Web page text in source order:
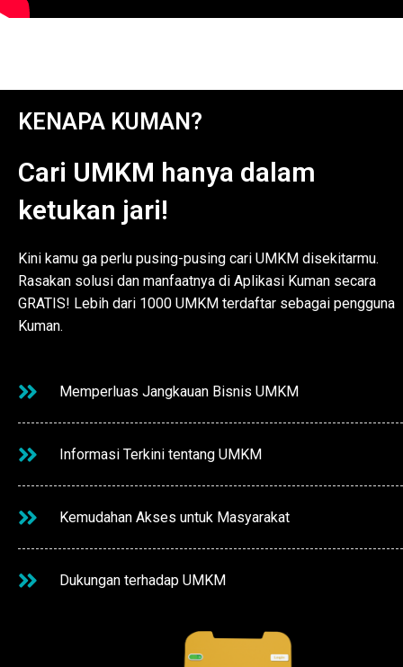
KENAPA KUMAN?
Cari UMKM hanya dalam
ketukan jari!
Kini kamu ga perlu pusing-pusing cari UMKM disekitarmu.
Rasakan solusi dan manfaatnya di Aplikasi Kuman secara
GRATIS! Lebih dari 1000 UMKM terdaftar sebagai pengguna
Kuman.
Memperluas Jangkauan Bisnis UMKM
Informasi Terkini tentang UMKM
Kemudahan Akses untuk Masyarakat
Dukungan terhadap UMKM